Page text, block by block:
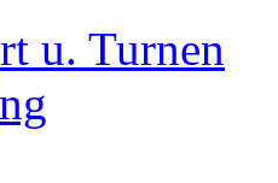
u. Turnen